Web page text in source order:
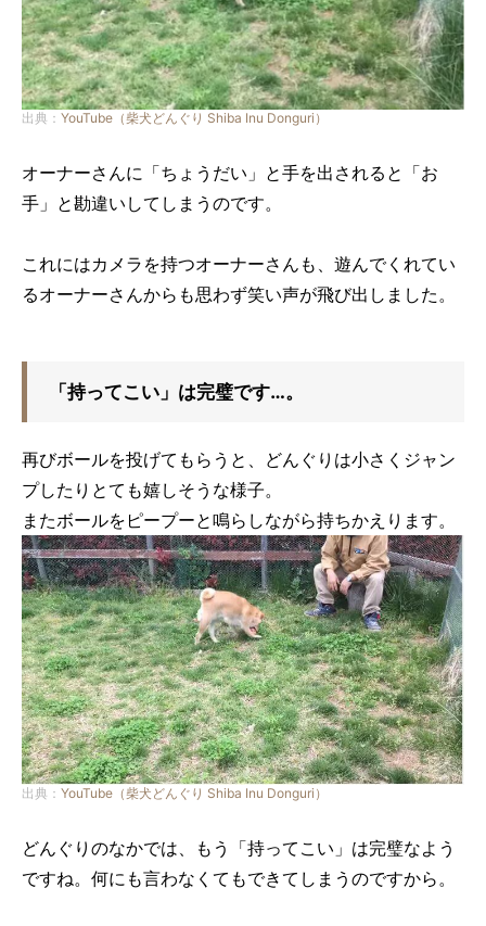
出典： YouTube（柴犬どんぐり Shiba Inu Donguri）
オーナーさんに「ちょうだい」と手を出されると「お
手」と勘違いしてしまうのです。
これにはカメラを持つオーナーさんも、遊んでくれてい
るオーナーさんからも思わず笑い声が飛び出しました。
「持ってこい」は完璧です…。
再びボールを投げてもらうと、どんぐりは小さくジャン
プしたりとても嬉しそうな様子。
またボールをピープーと鳴らしながら持ちかえります。
出典： YouTube（柴犬どんぐり Shiba Inu Donguri）
どんぐりのなかでは、もう「持ってこい」は完璧なよう
ですね。何にも言わなくてもできてしまうのですから。